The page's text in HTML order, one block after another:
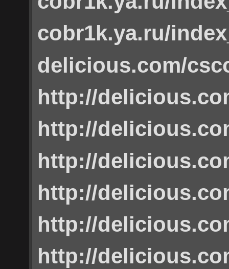
cobr1k.ya.ru/
delicious.com/
http://
http://
http://
http://
http://
http://